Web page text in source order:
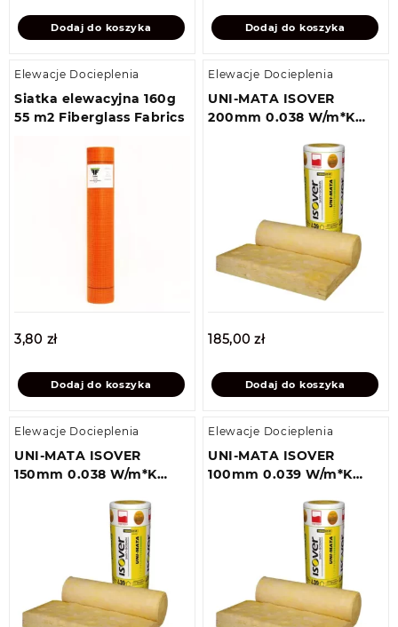
Dodaj do koszyka Dodaj do koszyka
Elewacje Docieplenia
Siatka elewacyjna 160g
55 m2 Fiberglass Fabrics
3,80 zł
Dodaj do koszyka
Elewacje Docieplenia
UNI-MATA ISOVER
200mm 0.038 W/m*K
185,00zł
Dodaj do koszyka
Elewacje Docieplenia
UNI-MATA ISOVER
150mm 0.038 W/m*K
Elewacje Docieplenia
UNI-MATA ISOVER
100mm 0.039 W/m*K